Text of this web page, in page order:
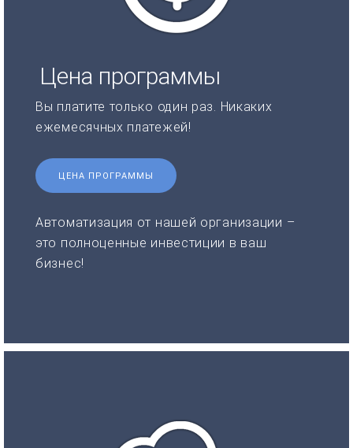
Цена программы
Вы платите только один раз. Никаких
ежемесячных платежей!
ЦЕНА ПРОГРАММЫ
Автоматизация от нашей организации –
это полноценные инвестиции в ваш
бизнес!